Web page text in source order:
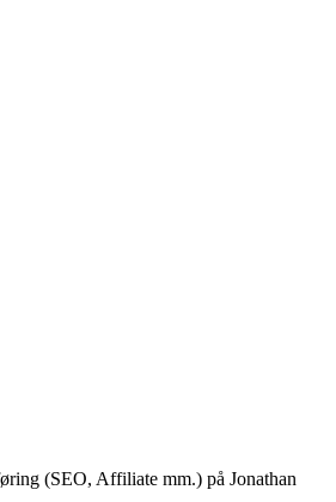
(SEO, Affiliate mm.) på Jonathan